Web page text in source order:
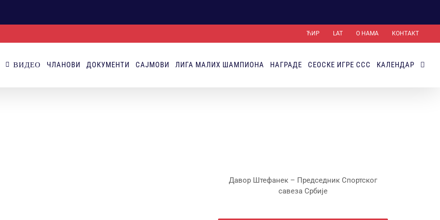
ЋИР LAT О НАМА КОНТАКТ
ВИДЕО ЧЛАНОВИ ДОКУМЕНТИ САЈМОВИ ЛИГА МАЛИХ ШАМПИОНА НАГРАДЕ СЕОСКЕ ИГРЕ ССС КАЛЕНДАР
Давор Штефанек – Председник Спортског
савеза Србије